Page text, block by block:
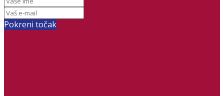
Pokreni točak